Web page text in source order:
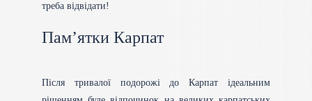
треба відвідати!
Пам’ятки Карпат
Після тривалої подорожі до Карпат ідеальним